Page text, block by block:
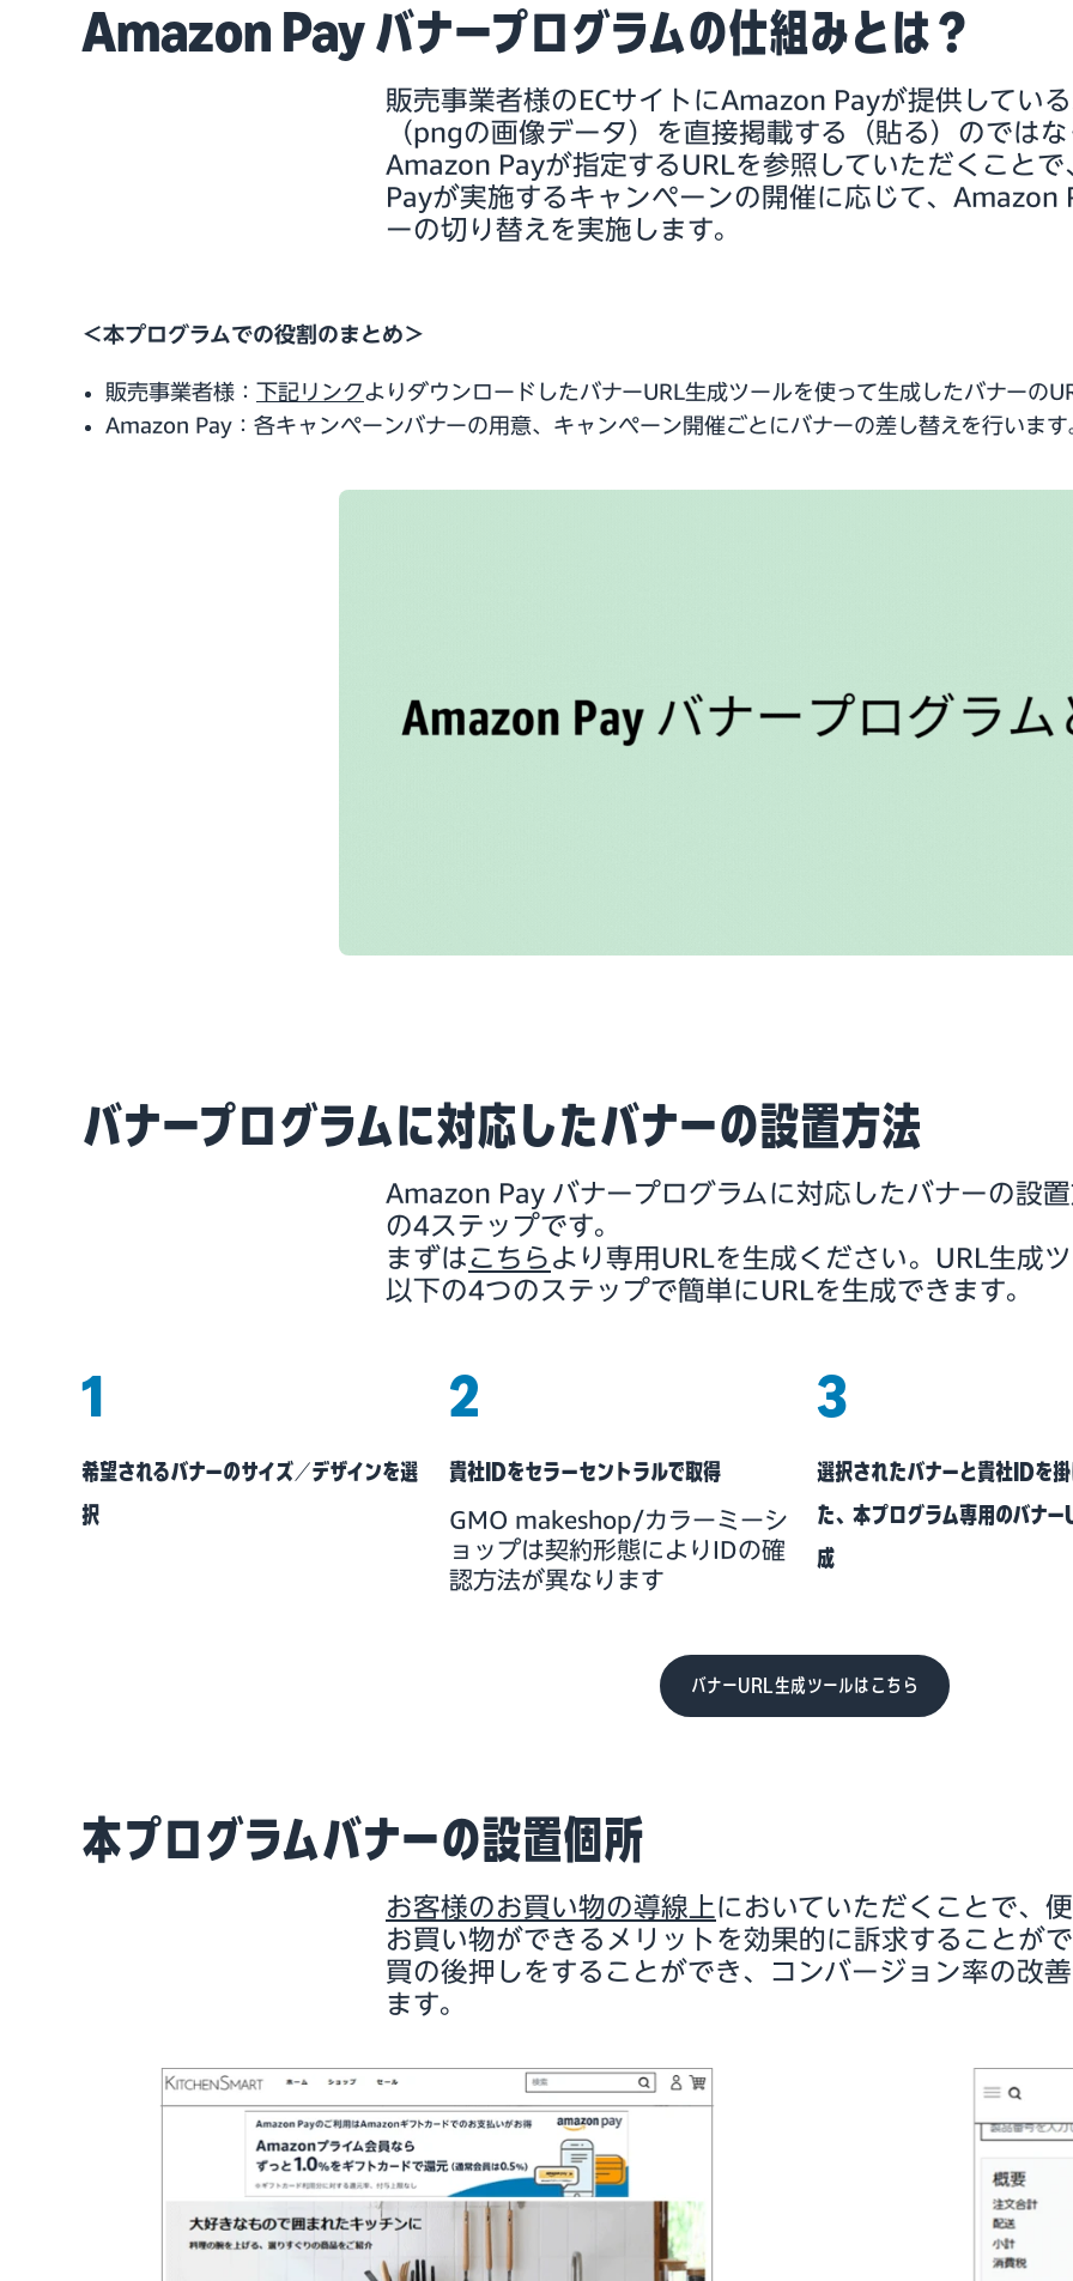
Amazon Pay バナープログラムの仕組みとは？
販売事業者様のECサイトにAmazon Payが提供してい
（pngの画像データ）を直接掲載する（貼る）のではな
Amazon Payが指定するURLを参照していただくこと
Payが実施するキャンペーンの開催に応じて、Amazon
ーの切り替えを実施します。
＜本プログラムでの役割のまとめ＞
販売事業者様： 下記リンクよりダウンロードしたバナーURL生成ツールを使って生成したバナーの
Amazon Pay：各キャンペーンバナーの用意、キャンペーン開催ごとにバナーの差し替えを行います
バナープログラムに対応したバナーの設置方法
Amazon Pay バナープログラムに対応したバナーの設
の4ステップです。
まずはこちら より専用URLを生成ください。URL生成ツ
以下の4つのステップで簡単にURLを生成できます。
1
希望されるバナーのサイズ／デザインを選
択
2
貴社IDをセラーセントラルで取得
GMO makeshop/カラーミーシ
ョップは契約形態によりIDの確
認方法が異なります
3
選択されたバナーと貴社IDを
た、本プログラム専用のバナ
成
バナーURL生成ツールはこちら
本プログラムバナーの設置個所
お客様のお買い物の導線上においていただくことで、
お買い物ができるメリットを効果的に訴求することが
買の後押しをすることができ、コンバージョン率の改
ます。